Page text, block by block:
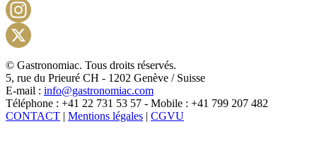
X
© Gastronomiac. Tous droits réservés.
5, rue du Prieuré CH - 1202 Genève / Suisse
E-mail : info@gastronomiac.com
Téléphone : +41 22 731 53 57 - Mobile : +41 799 207 482
CONTACT | Mentions légales | CGVU